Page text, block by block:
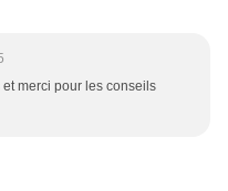
merci pour les conseils